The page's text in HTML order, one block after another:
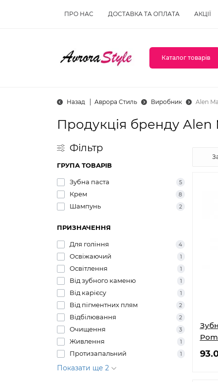
ПРО НАС ДОСТАВКА ТА ОПЛАТА АКЦІЇ
Каталог товарів
Назад Аврора Стиль Виробник Alen
Продукція бренду Alen
Фільтр
ГРУПА ТОВАРІВ
Зубна паста 5
Крем 8
Шампунь 2
ПРИЗНАЧЕННЯ
Для гоління 4
Освіжаючий 1
Освітлення 1
Від зубного каменю 1
Від карієсу 1
Від пігментних плям 2
Відбілювання 2
Очищення 3
Живлення 1
Протизапальний 1
Показати ще 2